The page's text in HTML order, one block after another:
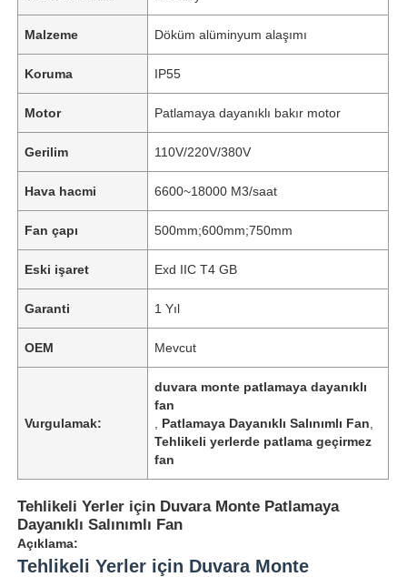
Malzeme Döküm alüminyum alaşımı
Koruma IP55
Motor Patlamaya dayanıklı bakır motor
Gerilim 110V/220V/380V
Hava hacmi 6600~18000 M3/saat
Fan çapı 500mm;600mm;750mm
Eski işaret Exd IIC T4 GB
Garanti 1 Yıl
OEM Mevcut
Vurgulamak:
duvara monte patlamaya dayanıklı
fan
Patlamaya Dayanıklı Salınımlı Fan
Tehlikeli yerlerde patlama geçirmez
fan
Tehlikeli Yerler için Duvara Monte Patlamaya
Dayanıklı Salınımlı Fan
Açıklama:
Tehlikeli Yerler için Duvara Monte